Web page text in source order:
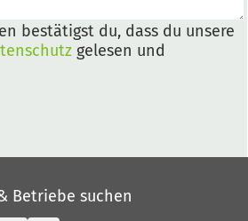
bestätigst du, dass du unsere
gelesen und
Betriebe suchen